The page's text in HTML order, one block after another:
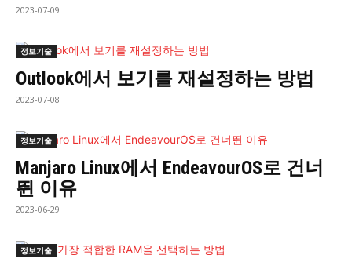
2023-07-09
정보기술
Outlook에서 보기를 재설정하는 방법
2023-07-08
정보기술
Manjaro Linux에서 EndeavourOS로 건너
뛴 이유
2023-06-29
정보기술